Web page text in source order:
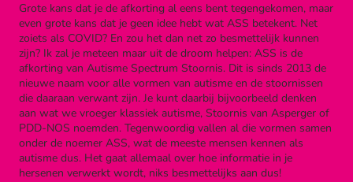
Grote kans dat je de afkorting al eens bent tegengekomen, maar
even grote kans dat je geen idee hebt wat ASS betekent. Net
zoiets als COVID? En zou het dan net zo besmettelijk kunnen
zijn? Ik zal je meteen maar uit de droom helpen: ASS is de
afkorting van Autisme Spectrum Stoornis. Dit is sinds 2013 de
nieuwe naam voor alle vormen van autisme en de stoornissen
die daaraan verwant zijn. Je kunt daarbij bijvoorbeeld denken
aan wat we vroeger klassiek autisme, Stoornis van Asperger of
PDD-NOS noemden. Tegenwoordig vallen al die vormen samen
onder de noemer ASS, wat de meeste mensen kennen als
autisme dus. Het gaat allemaal over hoe informatie in je
hersenen verwerkt wordt, niks besmettelijks aan dus!